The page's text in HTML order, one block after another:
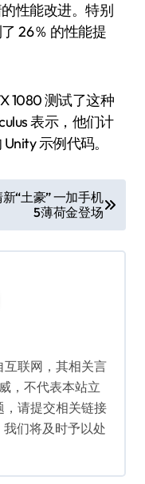
性能改进。特别
26％ 的性能提
1080 测试了这种
表示，他们计
示例代码。
“土豪” 一加手机
5薄荷金登场
互联网，其相关言
，不代表本站立
请提交相关链接
们将及时予以处